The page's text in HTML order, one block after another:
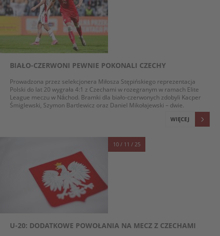
BIAŁO-CZERWONI PEWNIE POKONALI CZECHY
Prowadzona przez selekcjonera Miłosza Stępińskiego reprezentacja
Polski do lat 20 wygrała 4:1 z Czechami w rozegranym w ramach Elite
League meczu w Náchod. Bramki dla biało-czerwonych zdobyli Kacper
Śmiglewski, Szymon Bartlewicz oraz Daniel Mikołajewski – dwie.
WIĘCEJ
10 / 11 / 25
U-20: DODATKOWE POWOŁANIA NA MECZ Z CZECHAMI